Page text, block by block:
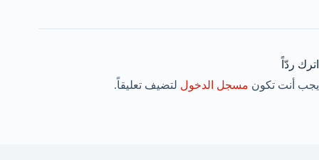
اترك ردّاً
يجب أنت تكون مسجل الدخول لتضيف تعليقاً.